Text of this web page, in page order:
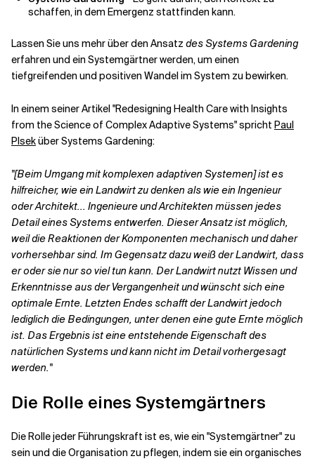
schaffen, in dem Emergenz stattfinden kann.
Lassen Sie uns mehr über den Ansatz des Systems Gardening
erfahren und ein Systemgärtner werden, um einen
tiefgreifenden und positiven Wandel im System zu bewirken.
In einem seiner Artikel "Redesigning Health Care with Insights
from the Science of Complex Adaptive Systems" spricht Paul
Plseküber Systems Gardening:
"[Beim Umgang mit komplexen adaptiven Systemen] ist es
hilfreicher, wie ein Landwirt zu denken als wie ein Ingenieur
oder Architekt... Ingenieure und Architekten müssen jedes
Detail eines Systems entwerfen. Dieser Ansatz ist möglich,
weil die Reaktionen der Komponenten mechanisch und daher
vorhersehbar sind. Im Gegensatz dazu weiß der Landwirt, dass
er oder sie nur so viel tun kann. Der Landwirt nutzt Wissen und
Erkenntnisse aus der Vergangenheit und wünscht sich eine
optimale Ernte. Letzten Endes schafft der Landwirt jedoch
lediglich die Bedingungen, unter denen eine gute Ernte möglich
ist. Das Ergebnis ist eine entstehende Eigenschaft des
natürlichen Systems und kann nicht im Detail vorhergesagt
werden."
Die Rolle eines Systemgärtners
Die Rolle jeder Führungskraft ist es, wie ein "Systemgärtner" zu
sein und die Organisation zu pflegen, indem sie ein organisches